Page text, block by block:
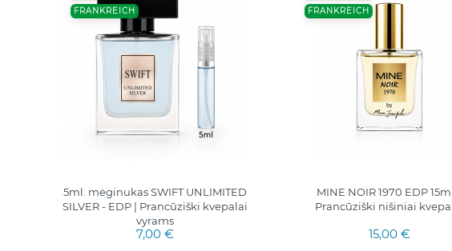
FRANKREICH
5ml. mėginukas SWIFT UNLIMITED
SILVER - EDP | Prancūziški kvepalai
vyrams
7,00 €
FRANKREICH
MINE NOIR 1970 EDP
Prancūziški nišiniai
15,00 €